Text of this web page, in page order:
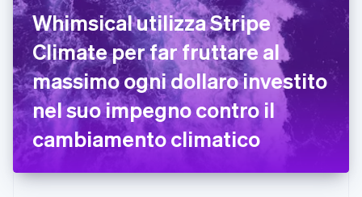
Whimsical utilizza Stripe
Climate per far fruttare al
massimo ogni dollaro investito
nel suo impegno contro il
cambiamento climatico
Grecia
English
India
English
Irlanda
English
Italia
ItalianoEnglish
Lettonia
Liechtenstein